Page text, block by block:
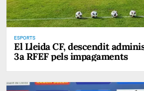
ESPORTS
El Lleida CF, descendit
3a RFEF pels impagaments